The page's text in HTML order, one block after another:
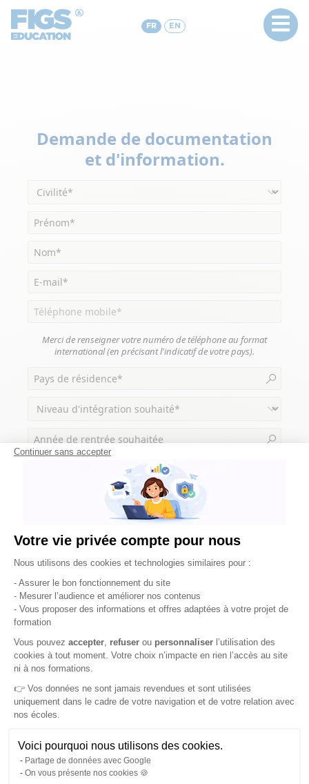
Continuer sans accepter
Votre vie privée compte pour nous
Plateforme de Gestion du Consentement :
Nous utilisons des cookies et technologies similaires pour :
- Assurer le bon fonctionnement du site
- Mesurer l’audience et améliorer nos contenus
- Vous proposer des informations et offres adaptées à votre projet de
formation
Vous pouvez accepter, refuser ou personnaliser l’utilisation des
cookies à tout moment. Votre choix n’impacte en rien l’accès au site
ni à nos formations.
👉 Vos données ne sont jamais revendues et sont utilisées
uniquement dans le cadre de votre navigation et de votre relation avec
nos écoles.
Voici pourquoi nous utilisons des cookies.
Partage de données avec Google
On vous présente nos cookies 🍪
Axeptio consent
FR EN
Demande de documentation
et d'information.
Merci de renseigner votre numéro de téléphone au format
international (en précisant l'indicatif de votre pays).
TELECHARGER LA
BROCHURE
FIGSest responsable des traitements de données.
Les informations recueillies font l’objet d’un traitement informatique
documentations sollicitées. Les destinataires des données sont les
chargés de la communication et du recrutement et le service commercial.
Vos données sont conservées dans des conditions propres à en assurer
Conformément à la réglementation en vigueur, vous disposez d’un droit
d’accès, de rectification, de suppression et d’opposition relatif aux